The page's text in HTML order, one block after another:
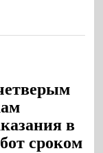
в
сроком